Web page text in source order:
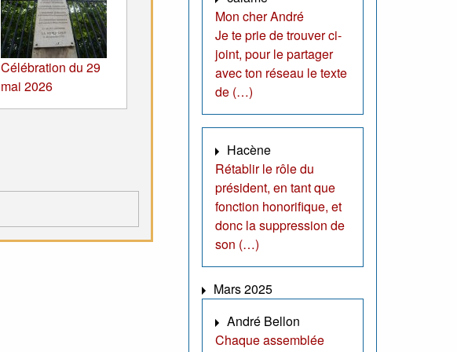
Célébration du 29
mai 2026
Mon cher André
Je te prie de trouver ci-
joint, pour le partager
avec ton réseau le texte
de (…)
Hacène
Rétablir le rôle du
président, en tant que
fonction honorifique, et
donc la suppression de
son (…)
Mars 2025
André Bellon
Chaque assemblée